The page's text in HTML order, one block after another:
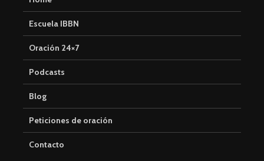
Escuela IBBN
Oración 24×7
Podcasts
Blog
Peticiones de oración
Contacto